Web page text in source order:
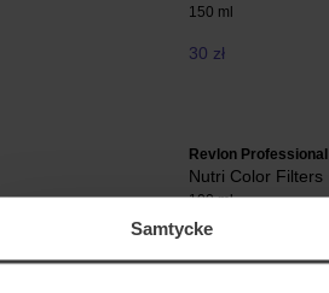
Samtycke
150 ml
30 zł
Brak w magazynie
Revlon Professional
Nutri Color Filters
100 ml
64 zł